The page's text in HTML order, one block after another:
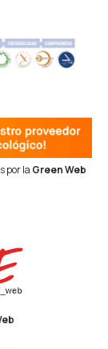
por la Green Web